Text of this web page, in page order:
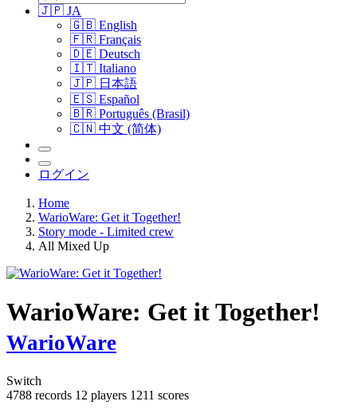
🇯🇵 JA
🇬🇧 English
🇫🇷 Français
🇩🇪 Deutsch
🇮🇹 Italiano
🇯🇵 日本語
🇪🇸 Español
🇧🇷 Português (Brasil)
🇨🇳 中文 (简体)
ログイン
Home
WarioWare: Get it Together!
Story mode - Limited crew
All Mixed Up
WarioWare: Get it Together!
WarioWare
Switch
4788 records 12 players 1211 scores